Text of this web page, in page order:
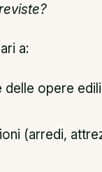
a:
opere
(arredi,